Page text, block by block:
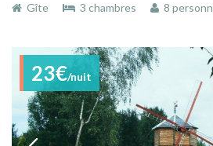
Gîte
3 chambres 8
23€/nuit